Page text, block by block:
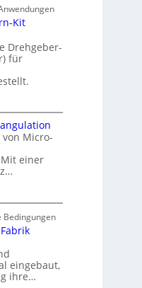
Kit
Drehgeber-
für
von Micro-
einer
Bedingungen
eingebaut,
ihre…